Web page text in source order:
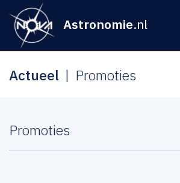
Astronomie.nl
Actueel Promoties
Promoties